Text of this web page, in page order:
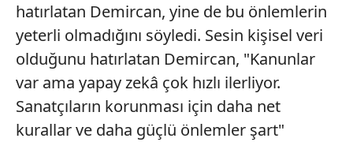
hatırlatan Demircan, yine de bu önlemlerin
yeterli olmadığını söyledi. Sesin kişisel veri
olduğunu hatırlatan Demircan, "Kanunlar
var ama yapay zekâ çok hızlı ilerliyor.
Sanatçıların korunması için daha net
kurallar ve daha güçlü önlemler şart"